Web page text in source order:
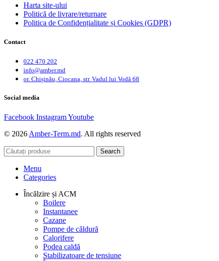
Harta site-ului
Politică de livrare/returnare
Politica de Confidențialitate și Cookies (GDPR)
Contact
022 470 202
info@amber.md
or. Chișinău, Ciocana, str. Vadul lui Vodă 68
Social media
Facebook InstagramYoutube
© 2026 Amber-Term.md. All rights reserved
Search
Menu
Categories
Încălzire și ACM
Boilere
Instantanee
Cazane
Pompe de căldură
Calorifere
Podea caldă
Stabilizatoare de tensiune